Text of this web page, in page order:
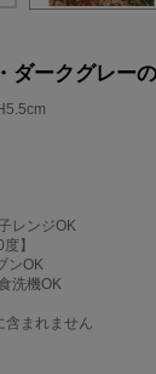
ダークグレー
レンジOK
】
ンOK
洗機OK
まれません